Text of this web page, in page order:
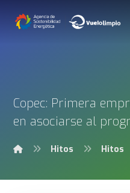
Copec: Primera
en asociarse al
Hitos Hitos